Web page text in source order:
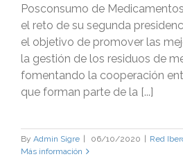
Posconsumo de
el reto de su segunda
el objetivo de promover las
la gestión de los residuos de
fomentando la cooperación
que forman parte de la [...]
By Admin Sigre 06/10/2020 Red
Más información